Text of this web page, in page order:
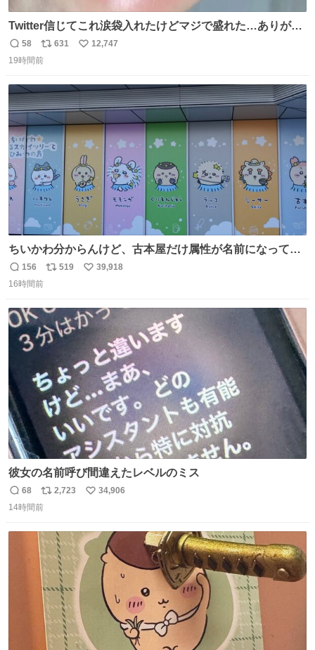
Twitter信じてこれ涙袋入れたけどマジで盛れた…ありがと
う…
返
信
58
リ
ポ
ト
数
631
い
数
12,747
19時間前
ちいかわ分からんけど、古本屋だけ属性が名前になってる
のはどういうこと？
返
信
156
リ
ト
数
519
い
数
39,918
16時間前
彼女の名前呼び間違えたレベルのミス
返
信
68
リ
ポ
ト
数
2,723
い
数
34,906
14時間前